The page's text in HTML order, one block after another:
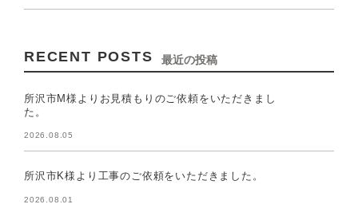
RECENT POSTS 最近の投稿
所沢市M様よりお見積もりのご依頼をいただきまし
た。
2026.08.05
所沢市K様より工事のご依頼をいただきました。
2026.08.01